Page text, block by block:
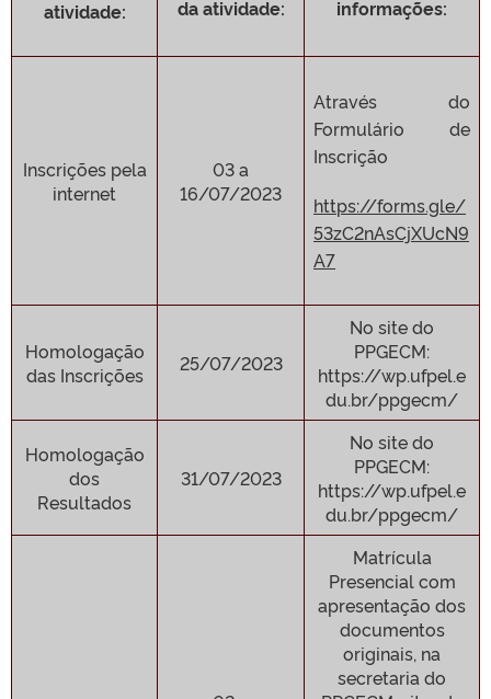
atividade:
da atividade:
informações:
Inscrições pela
internet
03 a
16/07/2023
Através do
Formulário de
Inscrição
https://forms.gle/
53zC2nAsCjXUcN9
A7
Homologação
das Inscrições
25/07/2023
No site do
PPGECM:
https://wp.ufpel.e
du.br/ppgecm/
Homologação
dos
Resultados
31/07/2023
No site do
PPGECM:
https://wp.ufpel.e
du.br/ppgecm/
Matrícula
Presencial com
apresentação dos
documentos
originais, na
secretaria do